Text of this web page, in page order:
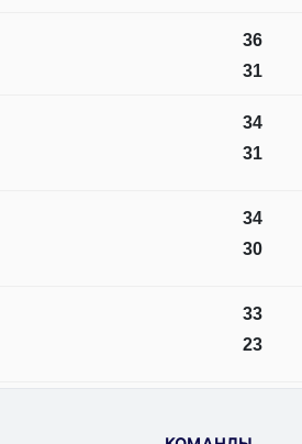
36
31
34
31
34
30
33
23